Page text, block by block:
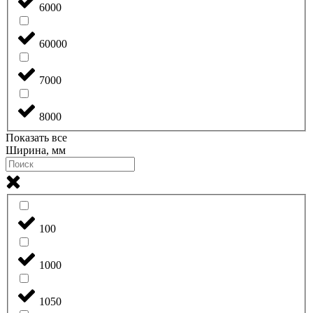
6000
60000
7000
8000
Показать все
Ширина, мм
100
1000
1050